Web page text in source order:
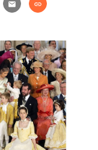
email link